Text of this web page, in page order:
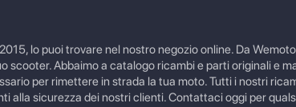
lo puoi trovare nel nostro negozio online. Da
scooter. Abbaimo a catalogo ricambi e parti originali e
per rimettere in strada la tua moto. Tutti i nostri
alla sicurezza dei nostri clienti. Contattaci oggi per